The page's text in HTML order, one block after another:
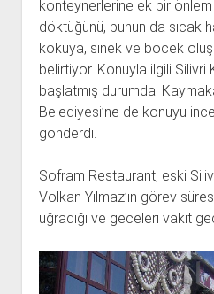
konteynerlerine ek bir
döktüğünü, bunun da sıcak
kokuya, sinek ve böcek
belirtiyor. Konuyla ilgili Silivri
başlatmış durumda.
Belediyesi’ne de konuyu
gönderdi.
Sofram Restaurant, eski
Volkan Yılmaz’ın görev
uğradığı ve geceleri vakit